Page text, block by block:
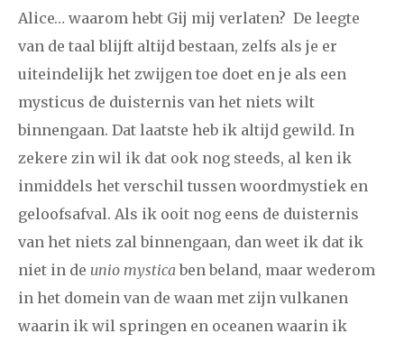
Alice… waarom hebt Gij mij verlaten? De leegte
van de taal blijft altijd bestaan, zelfs als je er
uiteindelijk het zwijgen toe doet en je als een
mysticus de duisternis van het niets wilt
binnengaan. Dat laatste heb ik altijd gewild. In
zekere zin wil ik dat ook nog steeds, al ken ik
inmiddels het verschil tussen woordmystiek en
geloofsafval. Als ik ooit nog eens de duisternis
van het niets zal binnengaan, dan weet ik dat ik
niet in de unio mysticaben beland, maar wederom
in het domein van de waan met zijn vulkanen
waarin ik wil springen en oceanen waarin ik